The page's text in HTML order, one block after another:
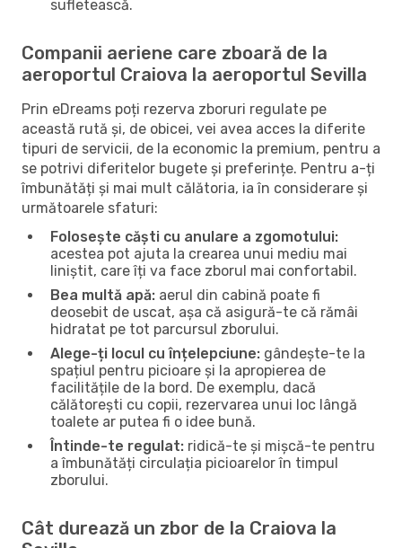
sufletească.
Companii aeriene care zboară de la
aeroportul Craiova la aeroportul Sevilla
Prin eDreams poți rezerva zboruri regulate pe
această rută și, de obicei, vei avea acces la diferite
tipuri de servicii, de la economic la premium, pentru a
se potrivi diferitelor bugete și preferințe. Pentru a-ți
îmbunătăți și mai mult călătoria, ia în considerare și
următoarele sfaturi:
Folosește căști cu anulare a zgomotului:
acestea pot ajuta la crearea unui mediu mai
liniștit, care îți va face zborul mai confortabil.
Bea multă apă: aerul din cabină poate fi
deosebit de uscat, așa că asigură-te că rămâi
hidratat pe tot parcursul zborului.
Alege-ți locul cu înțelepciune: gândește-te la
spațiul pentru picioare și la apropierea de
facilitățile de la bord. De exemplu, dacă
călătorești cu copii, rezervarea unui loc lângă
toalete ar putea fi o idee bună.
Întinde-te regulat: ridică-te și mișcă-te pentru
a îmbunătăți circulația picioarelor în timpul
zborului.
Cât durează un zbor de la Craiova la